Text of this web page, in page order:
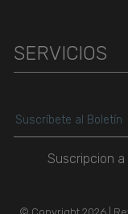
SERVICIOS
Suscripcion a